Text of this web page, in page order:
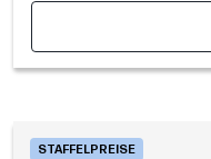
STAFFELPREISE